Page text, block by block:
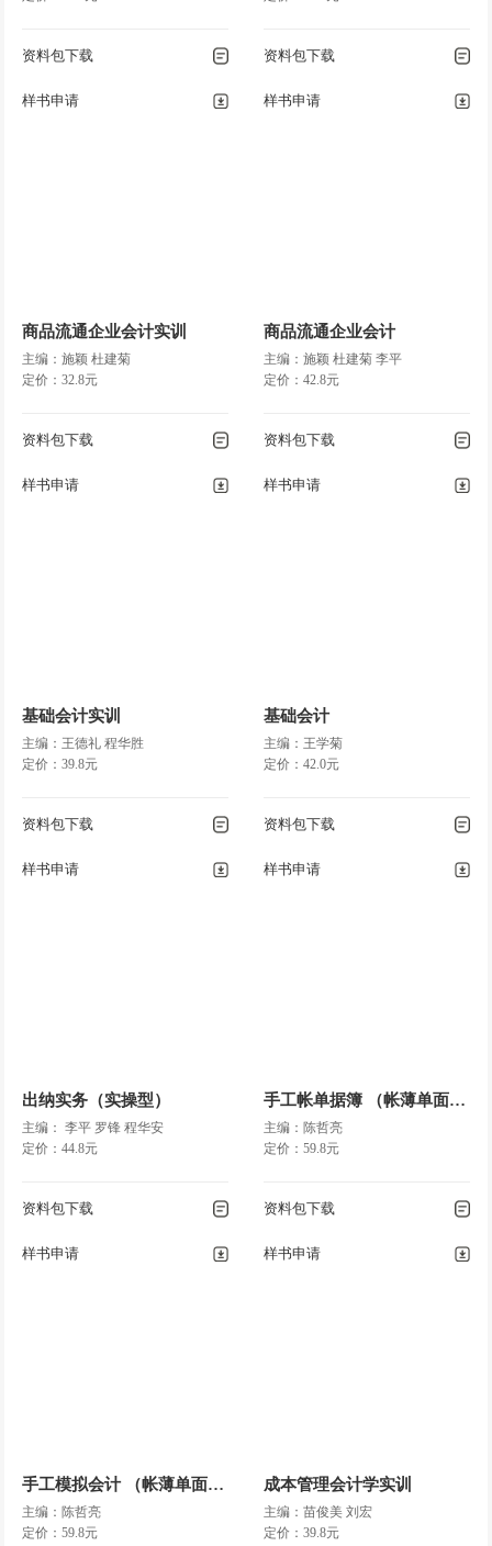
资料包下载
样书申请
资料包下载
样书申请
商品流通企业会计实训
主编：施颖 杜建菊
定价：32.8元
资料包下载
样书申请
商品流通企业会计
主编：施颖 杜建菊 李平
定价：42.8元
资料包下载
样书申请
基础会计实训
主编：王德礼 程华胜
定价：39.8元
资料包下载
样书申请
基础会计
主编：王学菊
定价：42.0元
资料包下载
样书申请
出纳实务（实操型）
主编： 李平 罗锋 程华安
定价：44.8元
资料包下载
样书申请
手工帐单据簿 （帐薄单面印）
主编：陈哲亮
定价：59.8元
资料包下载
样书申请
手工模拟会计 （帐薄单面印）
主编：陈哲亮
定价：59.8元
成本管理会计学实训
主编：苗俊美 刘宏
定价：39.8元